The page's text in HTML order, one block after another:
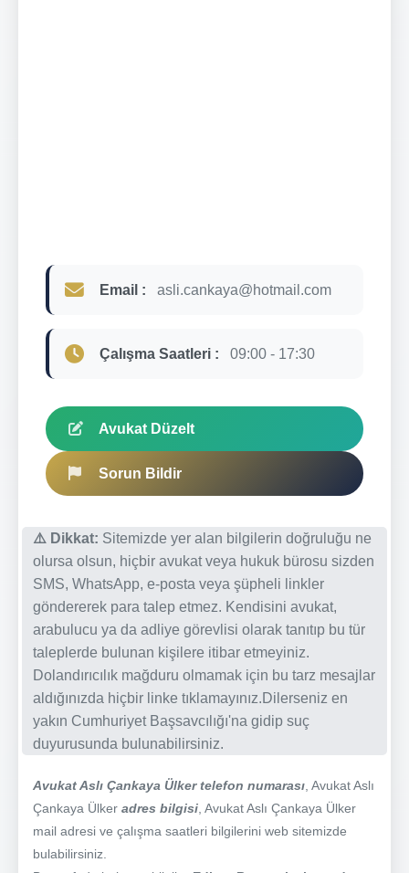
Email : asli.cankaya@hotmail.com
Çalışma Saatleri : 09:00 - 17:30
Avukat Düzelt
Sorun Bildir
⚠️ Dikkat: Sitemizde yer alan bilgilerin doğruluğu ne
olursa olsun, hiçbir avukat veya hukuk bürosu sizden
SMS, WhatsApp, e-posta veya şüpheli linkler
göndererek para talep etmez. Kendisini avukat,
arabulucu ya da adliye görevlisi olarak tanıtıp bu tür
taleplerde bulunan kişilere itibar etmeyiniz.
Dolandırıcılık mağduru olmamak için bu tarz mesajlar
aldığınızda hiçbir linke tıklamayınız.Dilerseniz en
yakın Cumhuriyet Başsavcılığı'na gidip suç
duyurusunda bulunabilirsiniz.
Avukat Aslı Çankaya Ülker telefon numarası , Avukat Aslı
Çankaya Ülker adres bilgisi , Avukat Aslı Çankaya Ülker
mail adresi ve çalışma saatleri bilgilerini web sitemizde
bulabilirsiniz.